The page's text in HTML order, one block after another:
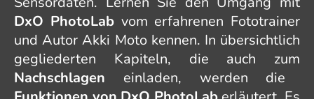
DxO PhotoLabvom erfahrenen Fototrainer
und Autor Akki Moto kennen. In übersichtlich
gegliederten Kapiteln, die auch zum
Nachschlagen einladen, werden die